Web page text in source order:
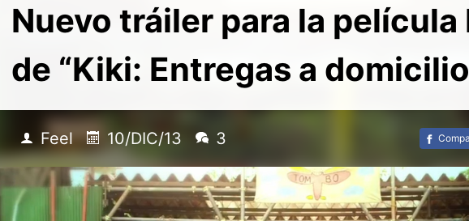
Nuevo tráiler para la
de “Kiki: Entregas a
Feel 10/DIC/13 3